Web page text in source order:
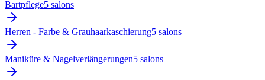
Bartpflege5 salons
Herren - Farbe & Grauhaarkaschierung5 salons
Maniküre & Nagelverlängerungen5 salons